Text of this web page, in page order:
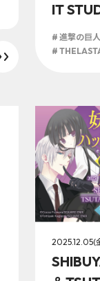
IT
定！
ion≫2
# 進撃の巨人
#